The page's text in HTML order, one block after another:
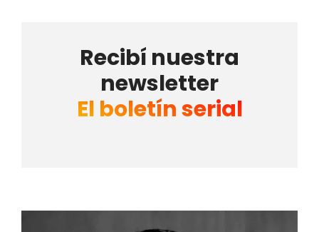
Recibí nuestra
newsletter
El boletín serial